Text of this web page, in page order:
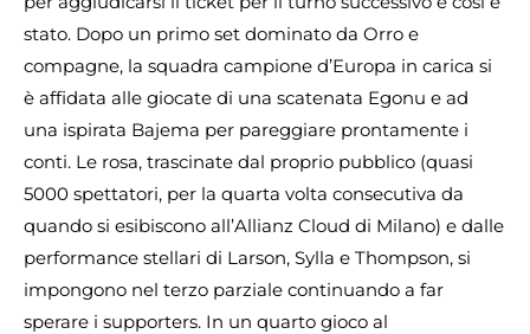
stato. Dopo un primo set dominato da Orro e
compagne, la squadra campione d’Europa in carica si
è affidata alle giocate di una scatenata Egonu e ad
una ispirata Bajema per pareggiare prontamente i
conti. Le rosa, trascinate dal proprio pubblico (quasi
5000 spettatori, per la quarta volta consecutiva da
quando si esibiscono all’Allianz Cloud di Milano) e dalle
performance stellari di Larson, Sylla e Thompson, si
impongono nel terzo parziale continuando a far
sperare i supporters. In un quarto gioco al